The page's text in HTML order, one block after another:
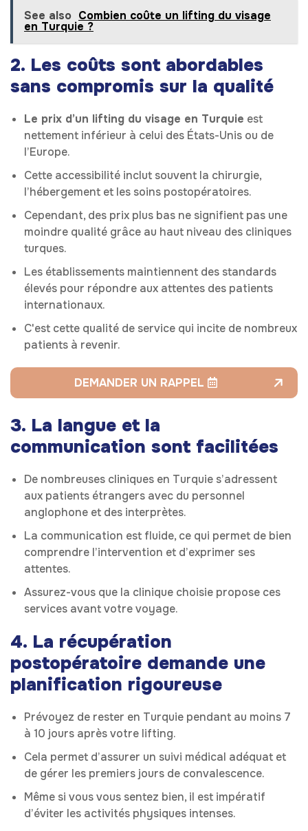
See also Combien coûte un lifting du visage
en Turquie ?
2. Les coûts sont abordables
sans compromis sur la qualité
Le prix d’un lifting du visage en Turquie est
nettement inférieur à celui des États-Unis ou de
l’Europe.
Cette accessibilité inclut souvent la chirurgie,
l’hébergement et les soins postopératoires.
Cependant, des prix plus bas ne signifient pas une
moindre qualité grâce au haut niveau des cliniques
turques.
Les établissements maintiennent des standards
élevés pour répondre aux attentes des patients
internationaux.
C'est cette qualité de service qui incite de nombreux
patients à revenir.
DEMANDER UN RAPPEL
3. La langue et la
communication sont facilitées
De nombreuses cliniques en Turquie s’adressent
aux patients étrangers avec du personnel
anglophone et des interprètes.
La communication est fluide, ce qui permet de bien
comprendre l’intervention et d’exprimer ses
attentes.
Assurez-vous que la clinique choisie propose ces
services avant votre voyage.
4. La récupération
postopératoire demande une
planification rigoureuse
Prévoyez de rester en Turquie pendant au moins 7
à 10 jours après votre lifting.
Cela permet d’assurer un suivi médical adéquat et
de gérer les premiers jours de convalescence.
Même si vous vous sentez bien, il est impératif
d’éviter les activités physiques intenses.